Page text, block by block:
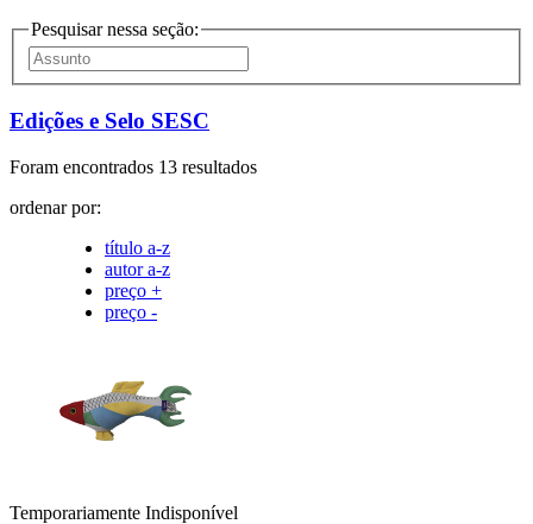
Pesquisar nessa seção:
Edições e Selo SESC
Foram encontrados 13 resultados
ordenar por:
título a-z
autor a-z
preço +
preço -
Temporariamente Indisponível